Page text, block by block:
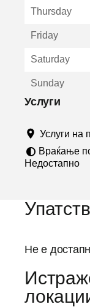
о
р
Thursday
Friday
Saturday
Sunday
Услуги
Услуги на
Враќање
Недостапно
Не е